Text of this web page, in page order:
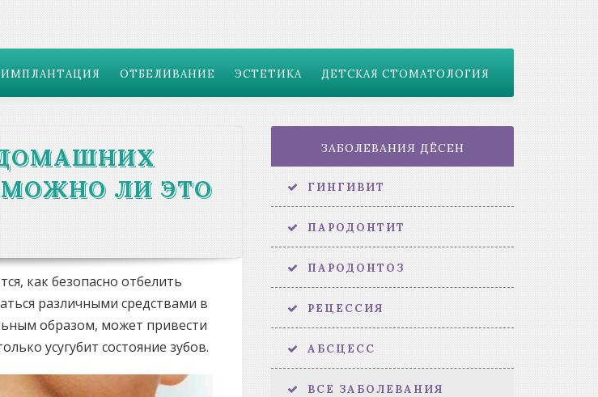
ИМПЛАНТАЦИЯ ОТБЕЛИВАНИЕ ЭСТЕТИКА ДЕТСКАЯ СТОМАТОЛОГИЯ
ДОМАШНИХ
ЛИ ЭТО
как безопасно отбелить
различными средствами в
образом, может привести
усугубит состояние зубов.
ЗАБОЛЕВАНИЯ ДЁСЕН
ГИНГИВИТ
ПАРОДОНТИТ
ПАРОДОНТОЗ
РЕЦЕССИЯ
АБСЦЕСС
ВСЕ ЗАБОЛЕВАНИЯ